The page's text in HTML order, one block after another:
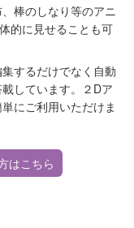
棒のしなり等のアニ
的に見せることも可
するだけでなく自動
しています。２Dア
にご利用いただけま
はこちら